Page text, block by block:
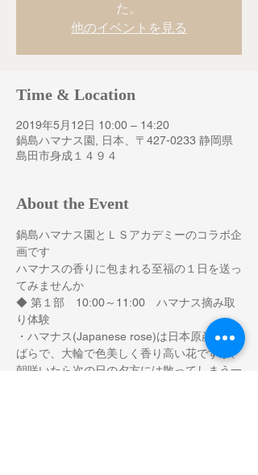
た。
他のイベントを見る
Time & Location
2019年5月12日 10:00 – 14:20
鍋島ハマナス園, 日本、〒427-0233 静岡県
島田市身成１４９４
About the Event
鍋島ハマナス園とＬＳアカデミーのコラボ企
画です
ハマナスの香りに包まれる至福の１日を送っ
てみませんか
◆ 第１部　10:00～11:00　ハマナス摘み取
・ハマナス(Japanese rose)は日本原産の野
ばらで、大輪で色美しく香り高い花ですが、
朝咲いたら次の日の夕方には散ってしまう一